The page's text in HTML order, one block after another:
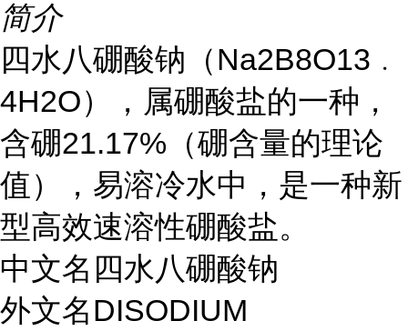
简介
四水八硼酸钠（Na2B8O13﹒
4H2O），属硼酸盐的一种，
含硼21.17%（硼含量的理论
值），易溶冷水中，是一种新
型高效速溶性硼酸盐。
中文名 四水八硼酸钠
外文名DISODIUM